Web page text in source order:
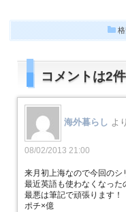
コメントは2
海外暮らし よ
08/02/2013 21:00
来月初上海なので今回のシ
最近英語も使わなくなった
最悪は筆記で頑張ります！
ポチ×億